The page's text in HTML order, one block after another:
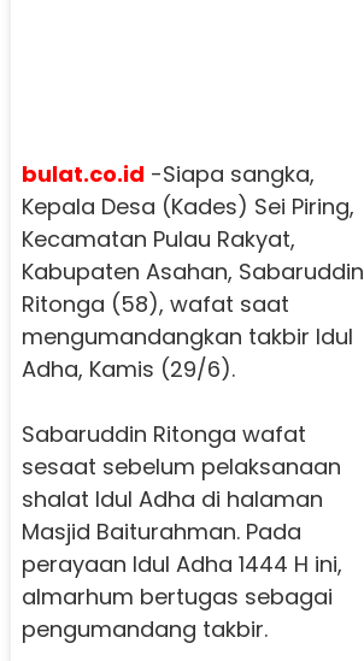
bulat.co.id -Siapa sangka,
Kepala Desa (Kades) Sei Piring,
Kecamatan Pulau Rakyat,
Kabupaten Asahan, Sabaruddin
Ritonga (58), wafat saat
mengumandangkan takbir Idul
Adha, Kamis (29/6).
Sabaruddin Ritonga wafat
sesaat sebelum pelaksanaan
shalat Idul Adha di halaman
Masjid Baiturahman. Pada
perayaan Idul Adha 1444 H ini,
almarhum bertugas sebagai
pengumandang takbir.